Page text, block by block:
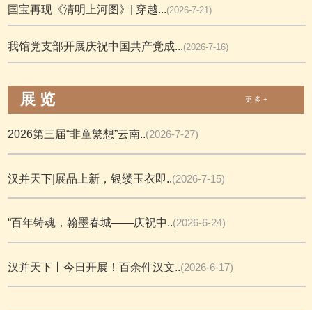
国宝再现《清明上河图》| 穿越...(2026-7-21)
我馆党支部开展庆祝中国共产党成...(2026-7-16)
展 览 更 多 +
2026第三届“非童繁想”云南..(2026-7-27)
汉并天下|展品上新，银缕玉衣即..(2026-7-15)
“百年铸魂，翰墨春城——庆祝中..(2026-6-24)
汉并天下丨今日开展！百余件汉文..(2026-6-17)